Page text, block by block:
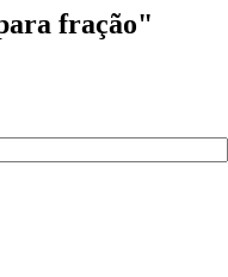
fração"